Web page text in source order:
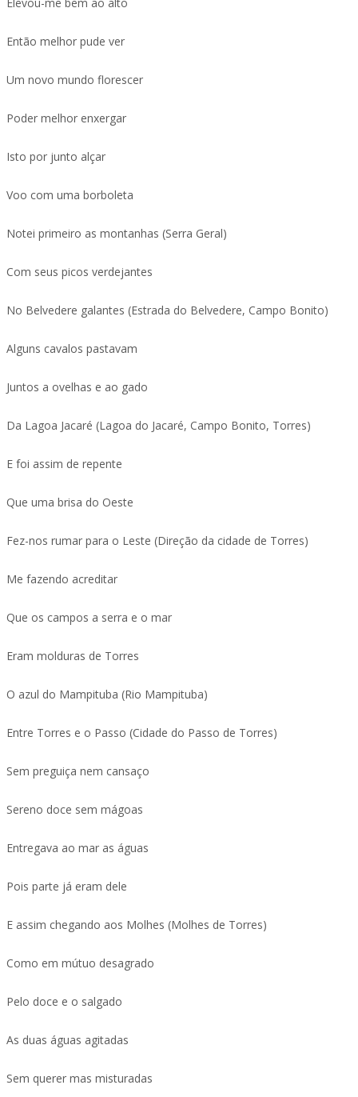
Então melhor pude ver
Um novo mundo florescer
Poder melhor enxergar
Isto por junto alçar
Voo com uma borboleta
Notei primeiro as montanhas (Serra Geral)
Com seus picos verdejantes
No Belvedere galantes (Estrada do Belvedere, Campo Bonito)
Alguns cavalos pastavam
Juntos a ovelhas e ao gado
Da Lagoa Jacaré (Lagoa do Jacaré, Campo Bonito, Torres)
E foi assim de repente
Que uma brisa do Oeste
Fez-nos rumar para o Leste (Direção da cidade de Torres)
Me fazendo acreditar
Que os campos a serra e o mar
Eram molduras de Torres
O azul do Mampituba (Rio Mampituba)
Entre Torres e o Passo (Cidade do Passo de Torres)
Sem preguiça nem cansaço
Sereno doce sem mágoas
Entregava ao mar as águas
Pois parte já eram dele
E assim chegando aos Molhes (Molhes de Torres)
Como em mútuo desagrado
Pelo doce e o salgado
As duas águas agitadas
Sem querer mas misturadas